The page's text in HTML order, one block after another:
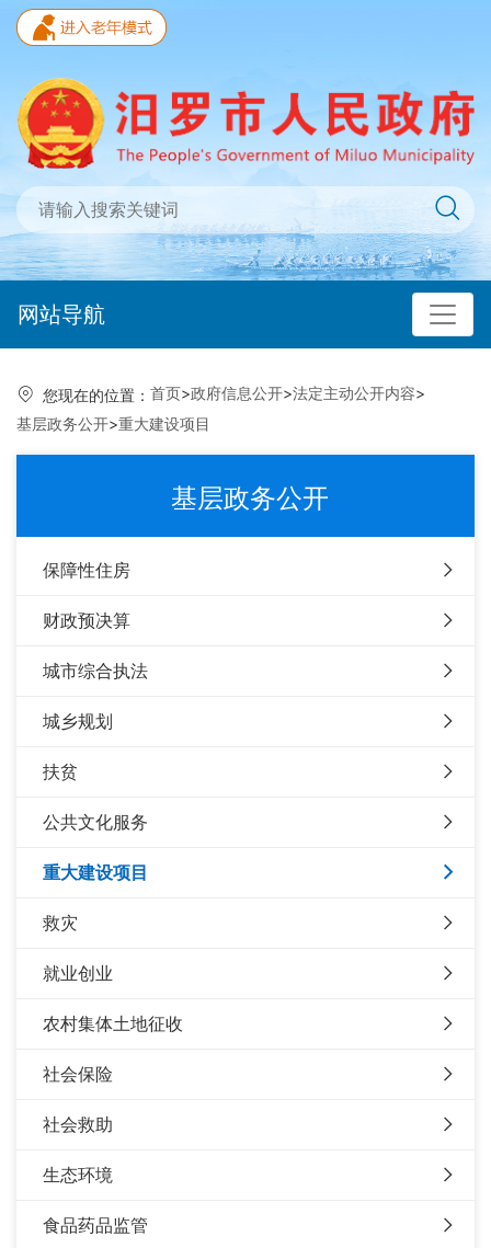
网站导航
您现在的位置： 首页>政府信息公开>法定主动公开内容>
基层政务公开>重大建设项目
基层政务公开
保障性住房
财政预决算
城市综合执法
城乡规划
扶贫
公共文化服务
重大建设项目
救灾
就业创业
农村集体土地征收
社会保险
社会救助
生态环境
食品药品监管